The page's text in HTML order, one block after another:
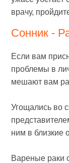
врачу,
Сонник -
Если вам
проблемы в
мешают вам
Угощались во
ним в близкие
Вареные раки